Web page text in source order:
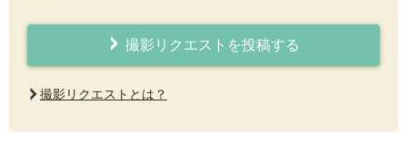
撮影リクエストを投稿する
撮影リクエストとは？